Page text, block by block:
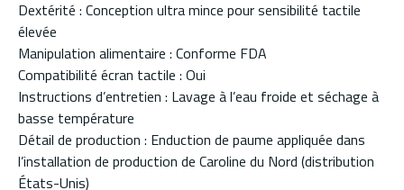
Dextérité : Conception ultra mince pour sensibilité tactile
élevée
Manipulation alimentaire : Conforme FDA
Compatibilité écran tactile : Oui
Instructions d’entretien : Lavage à l’eau froide et séchage à
basse température
Détail de production : Enduction de paume appliquée dans
l’installation de production de Caroline du Nord (distribution
États-Unis)